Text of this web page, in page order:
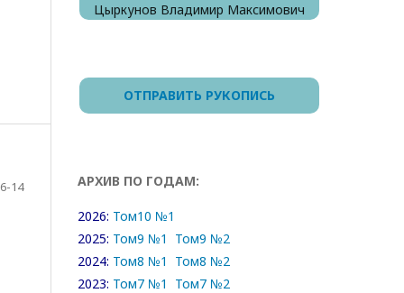
6-14
Цыркунов Владимир Максимович
ОТПРАВИТЬ РУКОПИСЬ
АРХИВ ПО ГОДАМ:
2026: Том10 №1
2025: Том9 №1
Том9 №2
2024: Том8 №1
Том8 №2
2023: Том7 №1
Том7 №2